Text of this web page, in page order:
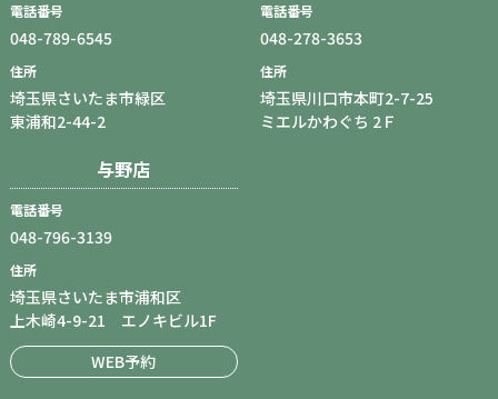
電話番号
048-789-6545
住所
埼玉県さいたま市緑区
東浦和2-44-2
電話番号
048-278-3653
住所
埼玉県川口市本町2-7-25
ミエルかわぐち 2Ｆ
与野店
電話番号
048-796-3139
住所
埼玉県さいたま市浦和区
上木崎4-9-21 エノキビル1F
WEB予約